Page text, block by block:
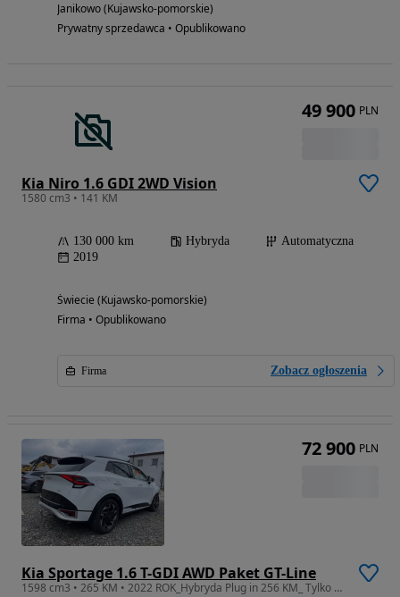
Janikowo (Kujawsko-pomorskie)
Prywatny sprzedawca • Opublikowano
Kia Niro 1.6 GDI 2WD Vision
1580 cm3 • 141 KM
130 000 km Hybryda
Automatyczna
2019
Świecie (Kujawsko-pomorskie)
Firma • Opublikowano
Firma Zobacz ogłoszenia
49 900 PLN
Kia Sportage 1.6 T-GDI AWD Paket GT-Line
1598 cm3 • 265 KM • 2022 ROK_Hybryda Plug in 256 KM_ Tylko 30 TYŚ.KM_ Full opcja GT LINE
72 900 PLN